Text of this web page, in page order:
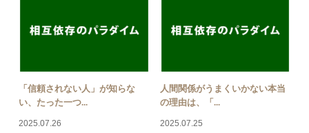
「信頼されない人」が知らな
い、たった一つ...
2025.07.26
人間関係がうまくいかない本当
の理由は、「...
2025.07.25